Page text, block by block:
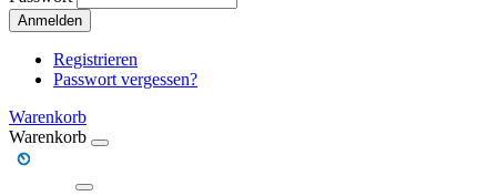
Anmelden
Registrieren
Passwort vergessen?
Warenkorb
Warenkorb